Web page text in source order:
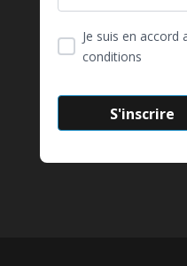
Je suis en accord
conditions